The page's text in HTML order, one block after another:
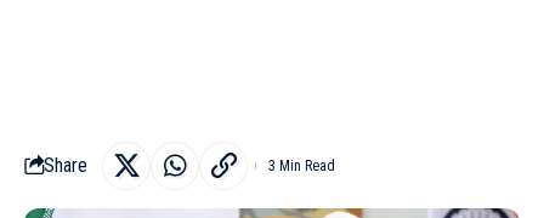
Share 3 Min Read